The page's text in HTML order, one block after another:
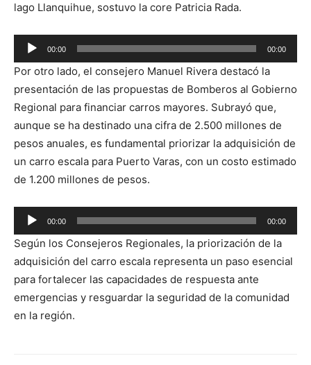
lago Llanquihue, sostuvo la core Patricia Rada.
Reproductor
de
audio
00:00 00:00
Por otro lado, el consejero Manuel Rivera destacó la
presentación de las propuestas de Bomberos al Gobierno
Regional para financiar carros mayores. Subrayó que,
aunque se ha destinado una cifra de 2.500 millones de
pesos anuales, es fundamental priorizar la adquisición de
un carro escala para Puerto Varas, con un costo estimado
de 1.200 millones de pesos.
Reproductor
de
audio
00:00 00:00
Según los Consejeros Regionales, la priorización de la
adquisición del carro escala representa un paso esencial
para fortalecer las capacidades de respuesta ante
emergencias y resguardar la seguridad de la comunidad
en la región.